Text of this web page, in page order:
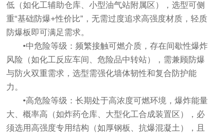
低（如化工辅助仓库、小型油气站附属区），选型可侧
重“基础防爆+性价比”，无需过度追求高强度材质，轻质
防爆板即可满足需求。
•中危险等级：频繁接触可燃介质，存在间歇性爆炸
风险（如化工反应车间、危险品中转站），需兼顾防爆
与防火双重需求，选型需强化墙体韧性和复合防护能
力。
•高危险等级：长期处于高浓度可燃环境，爆炸能量
大、概率高（如炸药仓库、大型化工合成装置区），必
须选用高强度专用结构（如厚钢板、抗爆混凝土），且